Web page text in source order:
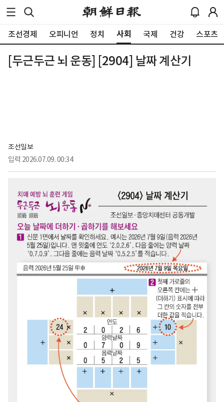
조선경제 오피니언 정치 사회 국제 건강 스포츠
[두근두근 뇌 운동] [2904] 날짜 계산기
조선일보
입력 2026.07.09. 00:34